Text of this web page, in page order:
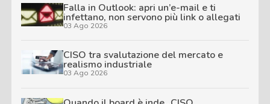
Falla in Outlook: apri un’e-mail e ti
infettano, non servono più link o allegati
03 Ago 2026
CISO tra svalutazione del mercato e
realismo industriale
03 Ago 2026